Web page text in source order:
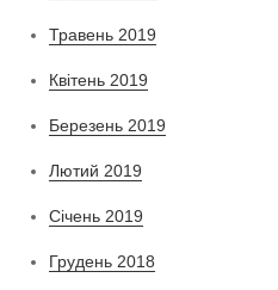
Травень 2019
Квітень 2019
Березень 2019
Лютий 2019
Січень 2019
Грудень 2018